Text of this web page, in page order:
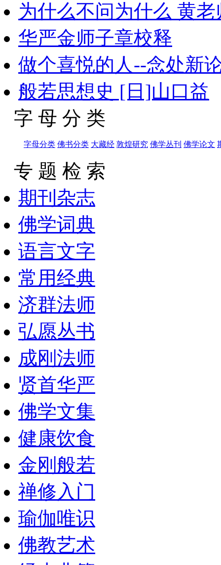
为什么不问为什么 黄
华严金师子章校释
做个喜悦的人--念处新
般若思想史 [日]山口益
字 母 分 类
字母分类 佛书分类 大藏经 敦煌研究 佛学丛刊 佛学论文
专 题 检 索
期刊杂志
佛学词典
语言文字
常用经典
济群法师
弘愿丛书
成刚法师
贤首华严
佛学文集
健康饮食
金刚般若
禅修入门
瑜伽唯识
佛教艺术